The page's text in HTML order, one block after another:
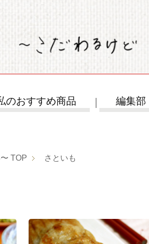
のおすすめ商品 編集部
TOP さといも